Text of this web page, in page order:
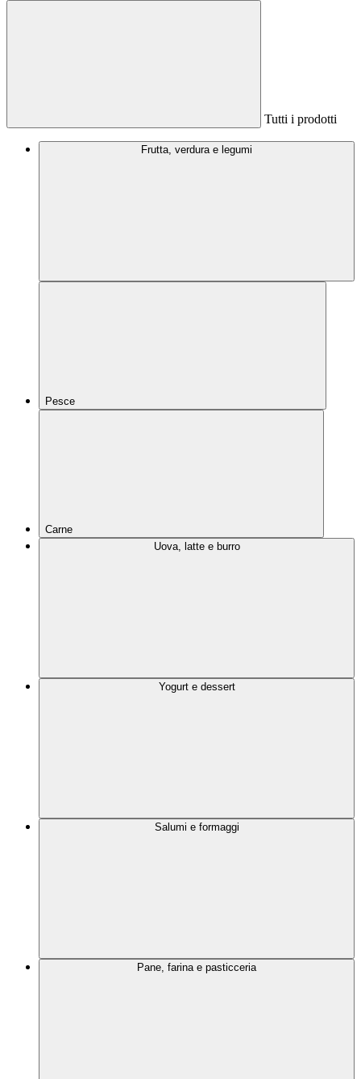
Tutti i prodotti
Frutta, verdura e legumi
Pesce
Carne
Uova, latte e burro
Yogurt e dessert
Salumi e formaggi
Pane, farina e pasticceria